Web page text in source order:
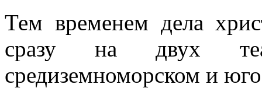
Тем временем дела
сразу на двух
средиземноморском и